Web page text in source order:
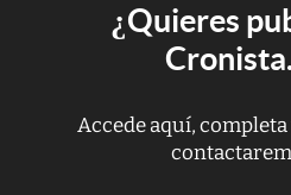
¿Quieres
Accede aquí, completa